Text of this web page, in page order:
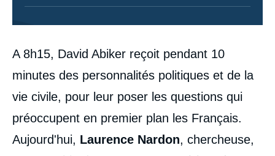
Contenu
intervention
médiatique
A 8h15, David Abiker reçoit pendant 10
minutes des personnalités politiques et de la
vie civile, pour leur poser les questions qui
préoccupent en premier plan les Français.
Aujourd'hui, Laurence Nardon, chercheuse,